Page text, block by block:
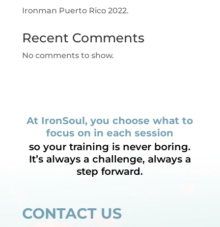
Ironman Puerto Rico 2022.
Recent Comments
No comments to show.
At IronSoul, you choose what to
focus on in each session
so your training is never boring.
It’s always a challenge, always a
step forward.
CONTACT US